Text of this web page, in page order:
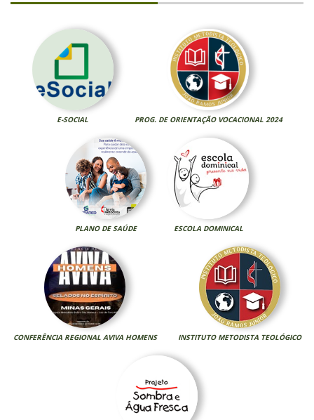
E-SOCIAL PROG. DE ORIENTAÇÃO VOCACIONAL 2024
PLANO DE SAÚDE ESCOLA DOMINICAL
CONFERÊNCIA REGIONAL AVIVA HOMENS INSTITUTO METODISTA TEOLÓGICO